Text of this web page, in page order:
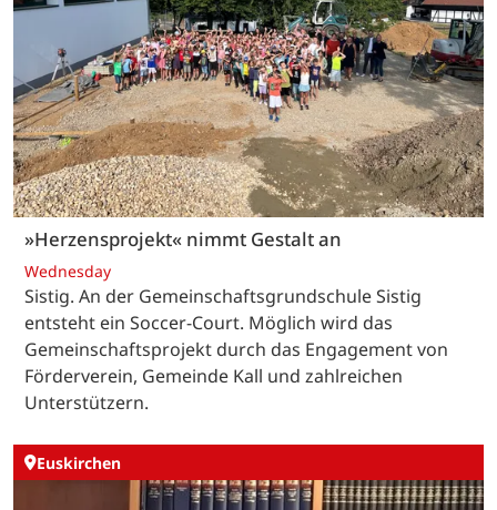
»Herzensprojekt« nimmt Gestalt an
Wednesday
Sistig. An der Gemeinschaftsgrundschule Sistig
entsteht ein Soccer-Court. Möglich wird das
Gemeinschaftsprojekt durch das Engagement von
Förderverein, Gemeinde Kall und zahlreichen
Unterstützern.
Euskirchen